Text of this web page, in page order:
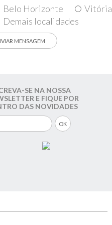
Belo Horizonte
Vitória
Demais localidades
SE NA NOSSA
E FIQUE POR
DAS NOVIDADES